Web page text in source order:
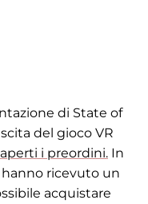
di State of
del gioco VR
aperti i preordini. In
hanno ricevuto un
acquistare